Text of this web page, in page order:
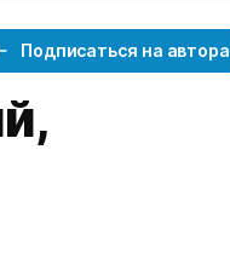
Подписаться на автора